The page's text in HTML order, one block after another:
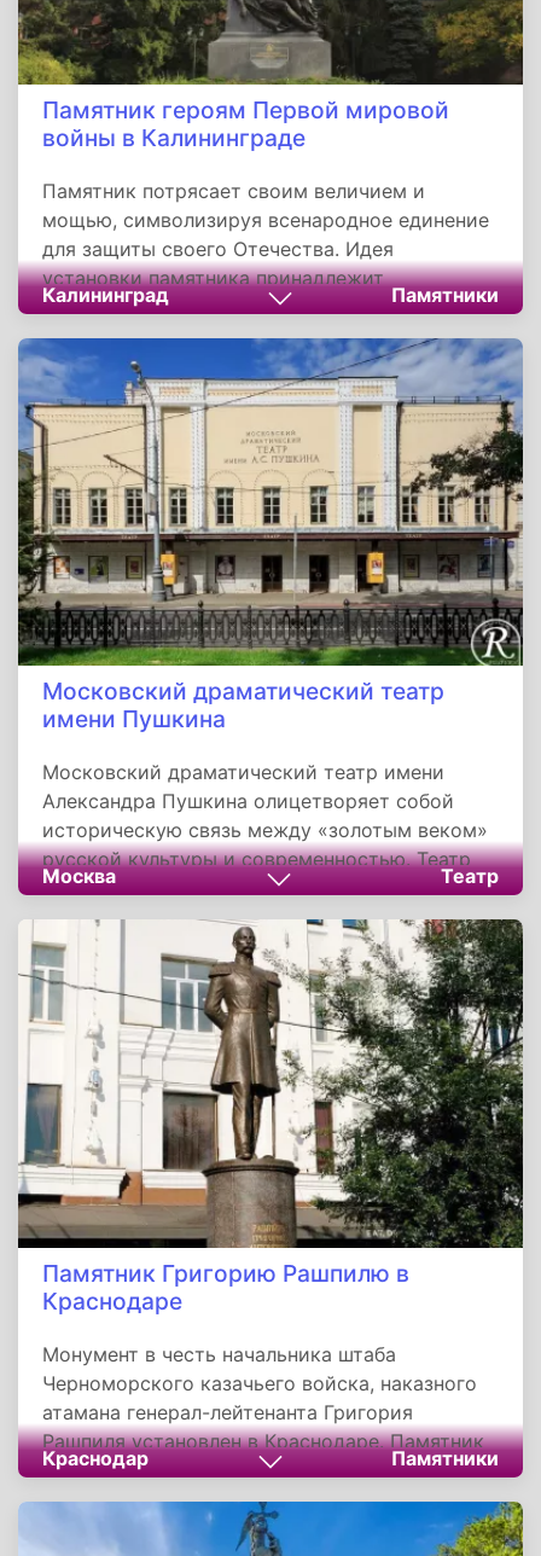
Памятник героям Первой мировой
войны в Калининграде
Памятник потрясает своим величием и
мощью, символизируя всенародное единение
для защиты своего Отечества. Идея
установки памятника принадлежит
Российскому военно-историческому
обществу
Калининград Памятники
Московский драматический театр
имени Пушкина
Московский драматический театр имени
Александра Пушкина олицетворяет собой
историческую связь между «золотым веком»
русской культуры и современностью. Театр
предлагает зрителям настоящие шедевры
мировой литературы в классическом стиле.
Москва Театр
Памятник Григорию Рашпилю в
Краснодаре
Монумент в честь начальника штаба
Черноморского казачьего войска, наказного
атамана генерал-лейтенанта Григория
Рашпиля установлен в Краснодаре. Памятник
стал важным вкладом в увековечение
истории города и края. Монумент установлен
в честь 320 годовщины Кубанского казачьего
Краснодар Памятники